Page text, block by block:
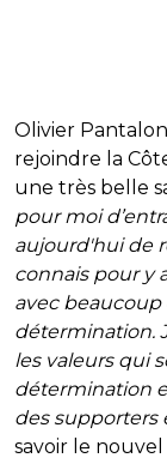
Olivier
rejoindre la
une très belle
pour moi
aujourd'hui de
connais pour y
avec beaucoup
détermination.
les valeurs qui
détermination
des supporters
savoir le